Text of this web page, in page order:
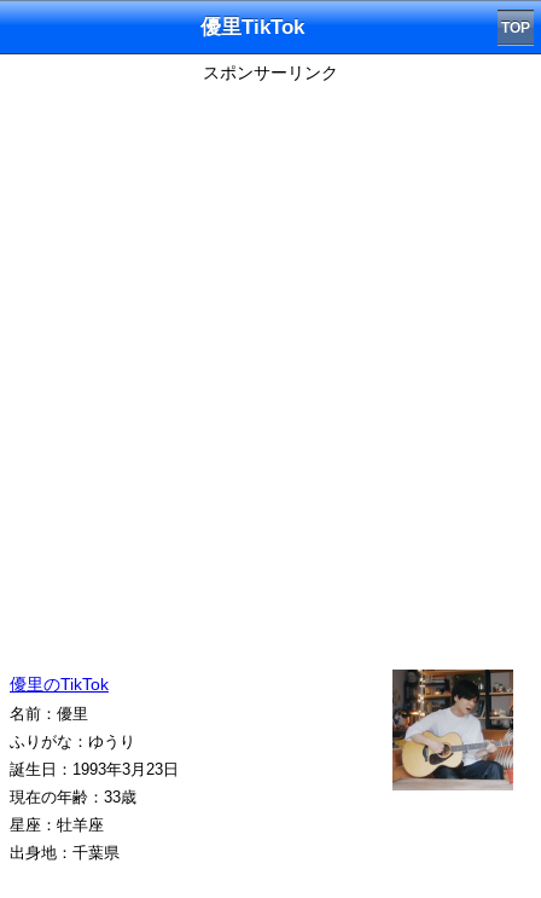
優里TikTok TOP
スポンサーリンク
優里のTikTok
名前：優里
ふりがな：ゆうり
誕生日：1993年3月23日
現在の年齢：33歳
星座：牡羊座
出身地：千葉県